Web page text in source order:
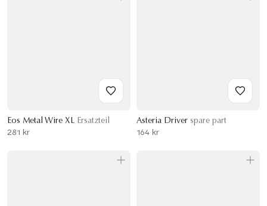
Eos Metal Wire XL Ersatzteil
281 kr
Asteria Driver spare part
164 kr